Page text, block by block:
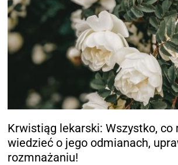
Krwistiąg lekarski: Wszystko, co
wiedzieć o jego odmianach,
rozmnażaniu!